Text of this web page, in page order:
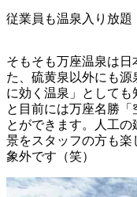
従業員も温泉入り放題
そもそも万座温泉は日
た、硫黄泉以外にも源
に効く温泉」として
と目前には万座名勝
とができます。人工
景をスタッフの方も
象外です（笑）